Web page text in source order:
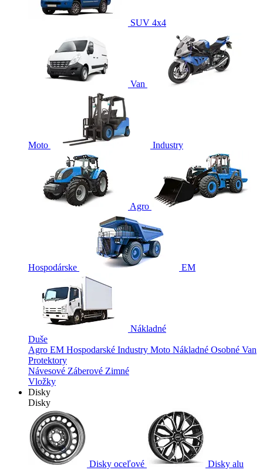
SUV 4x4
Van
Moto Industry
Agro
Hospodárske EM
Nákladné
Duše
Agro EM Hospodarské Industry Moto Nákladné Osobné Van
Protektory
Návesové Záberové Zimné
Vložky
Disky
Disky
Disky oceľové Disky alu